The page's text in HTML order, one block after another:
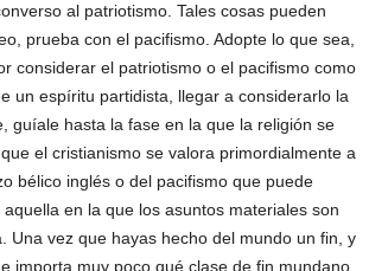
al patriotismo. Tales cosas pueden
prueba con el pacifismo. Adopte lo que sea,
considerar el patriotismo o el pacifismo como
un espíritu partidista, llegar a considerarlo la
guíale hasta la fase en la que la religión se
el cristianismo se valora primordialmente a
bélico inglés o del pacifismo que puede
en la que los asuntos materiales son
vez que hayas hecho del mundo un fin, y
importa muy poco qué clase de fin mundano